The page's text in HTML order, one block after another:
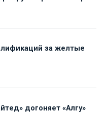
за желтые
догоняет «Алгу»